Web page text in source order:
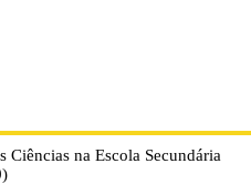
Ciências na Escola Secundária